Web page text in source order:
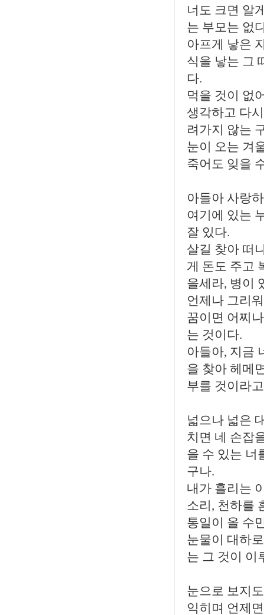
너도 크면 알
는 부모는 없
아프게 낳은
식을 낳는 그
다.
먹을 것이 없
생각하고 다
려가지 않는
눈이 오는 겨
죽어도 잊을
아들아 사랑
여기에 있는
잘 있다.
살길 찾아 떠
게 돈도 주고
을세라, 병이
언제나 그리
꿈이면 어찌
는 것이다.
아들아, 지금
을 찾아 헤메
부를 것이라
넓으나 넓은
치면 네 손잡
을 수 있는 너
구나.
내가 흘리는
소리, 천하를
통일이 올 수
눈물이 대하
는 그 것이 이
눈으로 보지
익히며 언제